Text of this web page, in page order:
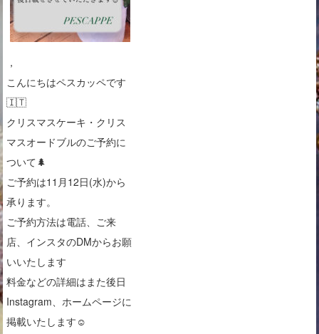
，
こんにちはペスカッペです
🇮🇹
クリスマスケーキ・クリス
マスオードブルのご予約に
ついて🌲
ご予約は11月12日(水)から
承ります。
ご予約方法は電話、ご来
店、インスタのDMからお願
いいたします
料金などの詳細はまた後日
Instagram、ホームページに
掲載いたします☺︎